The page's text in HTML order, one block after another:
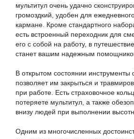
мультитул очень удачно
громоздкий, удобен для
кармане. Кроме стандартного
есть встроенный переходник для
его с собой на работу, в
станет вашим надежным
В открытом состоянии инструменты
позволяет им закрыться и
при работе. Есть страховочное
потеряете мультитул, а также
внизу людей при выполнении
Одним из многочисленных